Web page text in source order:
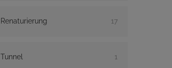
Renaturierung 17
Tunnel 1